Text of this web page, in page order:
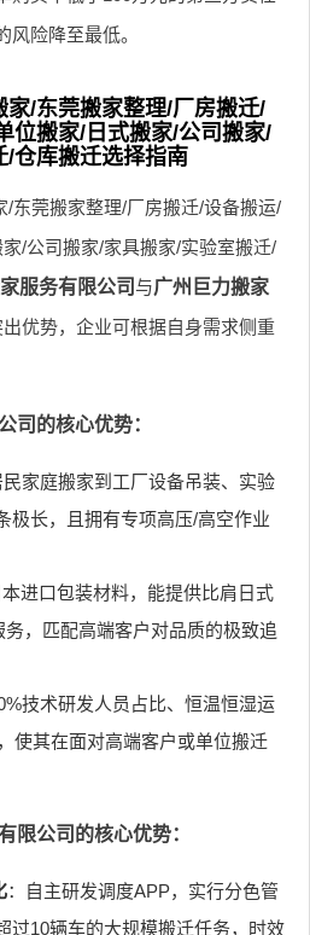
风险降至最低。
家/东莞搬家整理/厂房搬迁/
位搬家/日式搬家/公司搬家/
/仓库搬迁选择指南
东莞搬家整理/厂房搬迁/设备搬运/
/公司搬家/家具搬家/实验室搬迁/
服务有限公司与广州巨力搬家
优势，企业可根据自身需求侧重
司的核心优势：
民家庭搬家到工厂设备吊装、实验
极长，且拥有专项高压/高空作业
进口包装材料，能提供比肩日式
务，匹配高端客户对品质的极致追
技术研发人员占比、恒温恒湿运
使其在面对高端客户或单位搬迁
限公司的核心优势：
：自主研发调度APP，实行分色管
过10辆车的大规模搬迁任务，时效